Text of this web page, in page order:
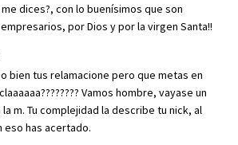
dices?, con lo buenísimos que son
por Dios y por la virgen Santa!!
bien tus relamacione pero que metas en
Vamos hombre, vayase un
m. Tu complejidad la describe tu nick, al
eso has acertado.